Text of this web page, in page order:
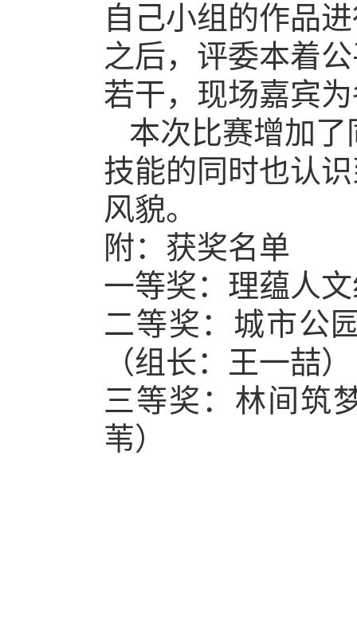
自己小组的作品
之后， 评委本着
若干， 现场嘉宾
本次比赛增加
技能的同时也认
风貌。
附：获奖名单
一等奖： 理蕴人
二等奖： 城市公
（组长： 王一喆）
三等奖： 林间筑
苇）